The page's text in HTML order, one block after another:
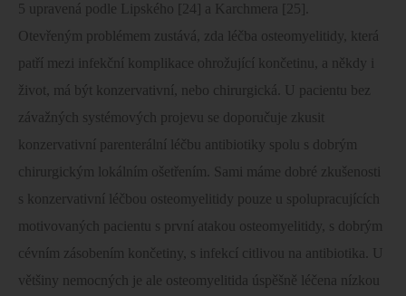
5 upravená podle Lipského [24] a Karchmera [25].
Otevřeným problémem zustává, zda léčba osteomyelitidy, která
patří mezi infekční komplikace ohrožující končetinu, a někdy i
život, má být konzervativní, nebo chirurgická. U pacientu bez
závažných systémových projevu se doporučuje zkusit
konzervativní parenterální léčbu antibiotiky spolu s dobrým
chirurgickým lokálním ošetřením. Sami máme dobré zkušenosti
s konzervativní léčbou osteomyelitidy pouze u spolupracujících
motivovaných pacientu s první atakou osteomyelitidy, s dobrým
cévním zásobením končetiny, s infekcí citlivou na antibiotika. U
většiny nemocných je ale osteomyelitida úspěšně léčena nízkou